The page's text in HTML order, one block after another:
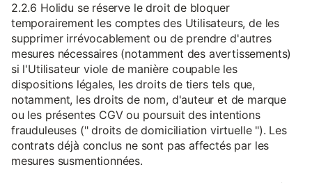
2.2.6 Holidu se réserve le droit de bloquer
temporairement les comptes des Utilisateurs, de les
supprimer irrévocablement ou de prendre d'autres
mesures nécessaires (notamment des avertissements)
si l'Utilisateur viole de manière coupable les
dispositions légales, les droits de tiers tels que,
notamment, les droits de nom, d'auteur et de marque
ou les présentes CGV ou poursuit des intentions
frauduleuses (" droits de domiciliation virtuelle "). Les
contrats déjà conclus ne sont pas affectés par les
mesures susmentionnées.